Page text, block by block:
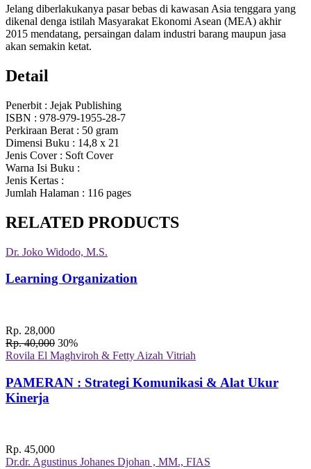
Jelang diberlakukanya pasar bebas di kawasan Asia tenggara yang
dikenal denga istilah Masyarakat Ekonomi Asean (MEA) akhir
2015 mendatang, persaingan dalam industri barang maupun jasa
akan semakin ketat.
Detail
Penerbit : Jejak Publishing
ISBN : 978-979-1955-28-7
Perkiraan Berat : 50 gram
Dimensi Buku : 14,8 x 21
Jenis Cover : Soft Cover
Warna Isi Buku :
Jenis Kertas :
Jumlah Halaman : 116 pages
RELATED PRODUCTS
Dr. Joko Widodo, M.S.
Learning Organization
Rp. 28,000
Rp. 40,000 30%
Rovila El Maghviroh & Fetty Aizah Vitriah
PAMERAN : Strategi Komunikasi & Alat Ukur
Kinerja
Rp. 45,000
Dr.dr. Agustinus Johanes Djohan , MM., FIAS